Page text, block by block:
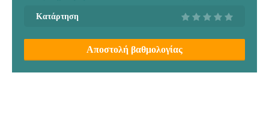
Κατάρτηση
Αποστολή βαθμολογίας